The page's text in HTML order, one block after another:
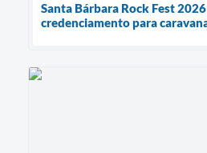
Santa Bárbara Rock Fest
credenciamento para